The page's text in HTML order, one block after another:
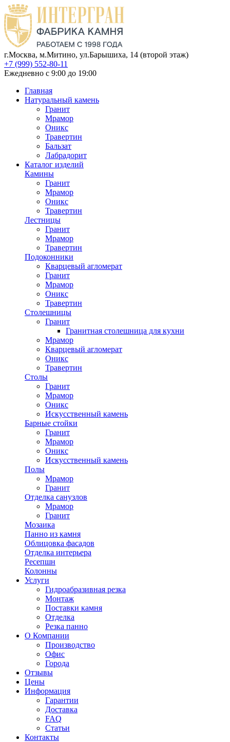
г.Москва, м.Митино, ул.Барышиха, 14 (второй этаж)
+7 (999) 552-80-11
Ежедневно с 9:00 до 19:00
Главная
Натуральный камень
Гранит
Мрамор
Оникс
Травертин
Бальзат
Лабрадорит
Каталог изделий
Камины
Гранит
Мрамор
Оникс
Травертин
Лестницы
Гранит
Мрамор
Травертин
Подоконники
Кварцевый агломерат
Гранит
Мрамор
Оникс
Травертин
Столешницы
Гранит
Гранитная столешница для кухни
Мрамор
Кварцевый агломерат
Оникс
Травертин
Столы
Гранит
Мрамор
Оникс
Искусственный камень
Барные стойки
Гранит
Мрамор
Оникс
Искусственный камень
Полы
Мрамор
Гранит
Отделка санузлов
Мрамор
Гранит
Мозаика
Панно из камня
Облицовка фасадов
Отделка интерьера
Ресепшн
Колонны
Услуги
Гидроабразивная резка
Монтаж
Поставки камня
Отделка
Резка панно
О Компании
Производство
Офис
Города
Отзывы
Цены
Информация
Гарантии
Доставка
FAQ
Статьи
Контакты